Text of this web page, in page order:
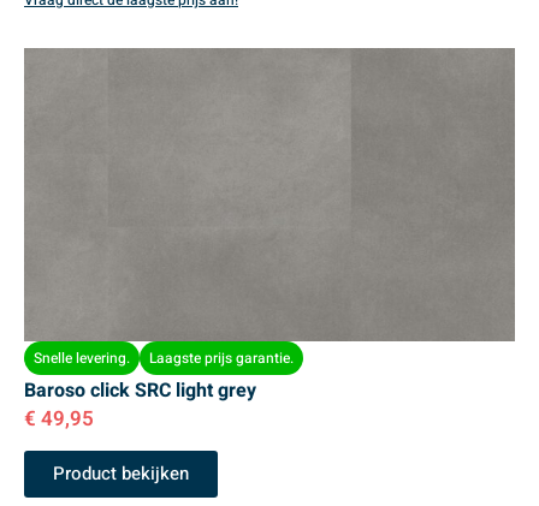
Snelle levering. Laagste prijs garantie.
Baroso click SRC light grey
€ 49,95
Product bekijken